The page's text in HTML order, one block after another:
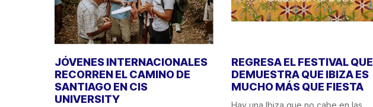
JÓVENES INTERNACIONALES
RECORREN EL CAMINO DE
SANTIAGO EN CIS
UNIVERSITY
REGRESA EL FESTIVAL QUE
DEMUESTRA QUE IBIZA ES
MUCHO MÁS QUE FIESTA
Hay una Ibiza que no cabe en las